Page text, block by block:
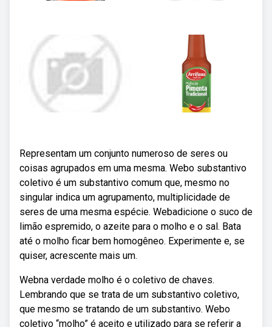
Representam um conjunto numeroso de seres ou
coisas agrupados em uma mesma. Webo substantivo
coletivo é um substantivo comum que, mesmo no
singular indica um agrupamento, multiplicidade de
seres de uma mesma espécie. Webadicione o suco de
limão espremido, o azeite para o molho e o sal. Bata
até o molho ficar bem homogêneo. Experimente e, se
quiser, acrescente mais um.
Webna verdade molho é o coletivo de chaves.
Lembrando que se trata de um substantivo coletivo,
que mesmo se tratando de um substantivo. Webo
coletivo “molho” é aceito e utilizado para se referir a